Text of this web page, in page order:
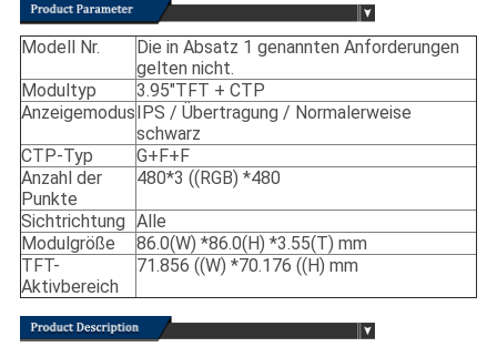
Modell Nr.
Die in Absatz 1 genannten Anforderungen
gelten nicht.
Modultyp
3.95"TFT + CTP
AnzeigemodusIPS / Übertragung / Normalerweise
schwarz
CTP-Typ
G+F+F
Anzahl der
Punkte
480*3 ((RGB) *480
Sichtrichtung Alle
Modulgröße
86.0(W) *86.0(H) *3.55(T) mm
TFT-
Aktivbereich
71.856 ((W) *70.176 ((H) mm